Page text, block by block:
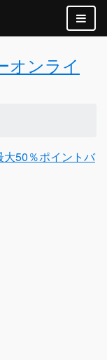
オンライ
大50％ポイントバ